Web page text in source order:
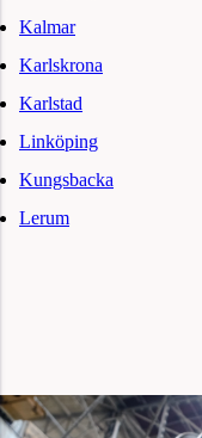
Kalmar
Karlskrona
Karlstad
Linköping
Kungsbacka
Lerum